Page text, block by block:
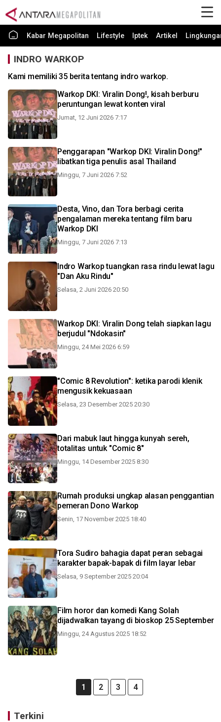
Kabar Megapolitan Lifestyle Iptek Artikel
INDRO WARKOP
Kami memiliki 35 berita tentang indro warkop.
Warkop DKI: Viralin Dong!, kisah berburu
peruntungan lewat konten viral
Jumat, 12 Juni 2026 7:17
Penggarapan "Warkop DKI: Viralin Dong!"
libatkan tiga penulis asal Thailand
Minggu, 7 Juni 2026 7:52
Desta, Vino, dan Tora berbagi cerita
pengalaman mereka tentang film baru
Warkop DKI
Minggu, 7 Juni 2026 7:13
Indro Warkop tuangkan rasa rindu lewat lagu
"Dan Aku Rindu"
Selasa, 2 Juni 2026 20:50
Warkop DKI: Viralin Dong telah siapkan lagu
berjudul "Ndokasin"
Minggu, 24 Mei 2026 6:59
"Comic 8 Revolution": ketika parodi klenik
mengusik kekuasaan
Selasa, 23 Desember 2025 20:30
Dari mabuk laut hingga kunyah sereh,
totalitas untuk "Comic 8"
Minggu, 14 Desember 2025 8:30
Rumah produksi ungkap alasan penggantian
pemeran Dono Warkop
Senin, 17 November 2025 18:40
Tora Sudiro bahagia dapat peran sebagai
karakter bapak-bapak di film layar lebar
Selasa, 9 September 2025 20:04
Film horor dan komedi Kang Solah
dijadwalkan tayang di bioskop 25 September
Minggu, 24 Agustus 2025 18:52
1 2 3 4
Terkini